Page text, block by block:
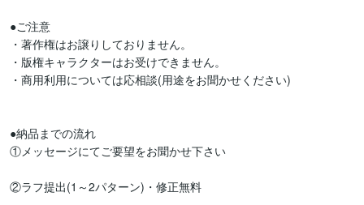
●ご注意
・著作権はお譲りしておりません。
・版権キャラクターはお受けできません。
・商用利用については応相談(用途をお聞かせください)
●納品までの流れ
①メッセージにてご要望をお聞かせ下さい
②ラフ提出(1～2パターン)・修正無料